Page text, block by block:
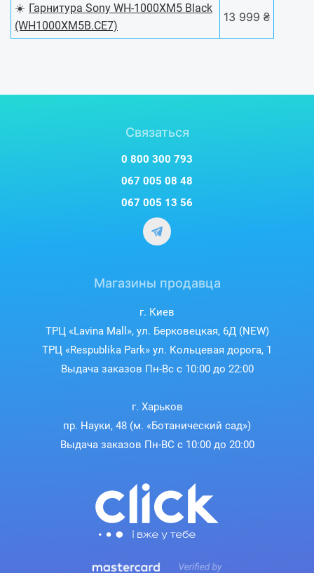
☀️ Гарнитура Sony WH-1000XM5 Black
(WH1000XM5B.CE7)
13 999 ₴
Связаться
0 800 300 793
067 005 08 48
067 005 13 56
Магазины продавца
г. Киев
ТРЦ «Lavina Mall», ул. Берковецкая, 6Д (NEW)
ТРЦ «Respublika Park» ул. Кольцевая дорога, 1
Выдача заказов Пн-Вс с 10:00 до 22:00
г. Харьков
пр. Науки, 48 (м. «Ботанический сад»)
Выдача заказов Пн-ВС с 10:00 до 20:00